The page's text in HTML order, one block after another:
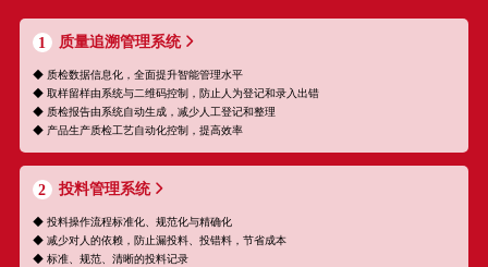
1 质量追溯管理系统
◆ 质检数据信息化，全面提升智能管理水平
◆ 取样留样由系统与二维码控制，防止人为登记和录入出错
◆ 质检报告由系统自动生成，减少人工登记和整理
◆ 产品生产质检工艺自动化控制，提高效率
2 投料管理系统
◆ 投料操作流程标准化、规范化与精确化
◆ 减少对人的依赖，防止漏投料、投错料，节省成本
◆ 标准、规范、清晰的投料记录